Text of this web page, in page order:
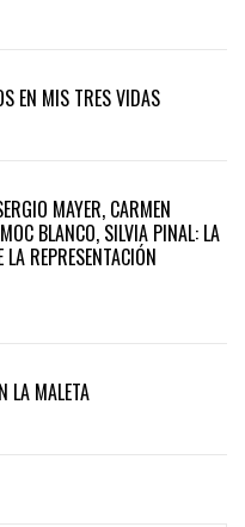
EN MIS TRES VIDAS
MAYER, CARMEN
BLANCO, SILVIA PINAL: LA
REPRESENTACIÓN
LA MALETA